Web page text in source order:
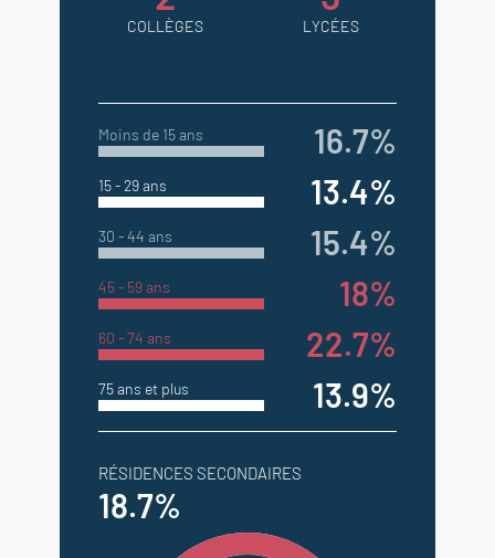
COLLÈGES LYCÉES
Moins de 15 ans 16.7%
15 - 29 ans 13.4%
30 - 44 ans 15.4%
45 - 59 ans 18%
60 - 74 ans 22.7%
75 ans et plus 13.9%
RÉSIDENCES SECONDAIRES
18.7%